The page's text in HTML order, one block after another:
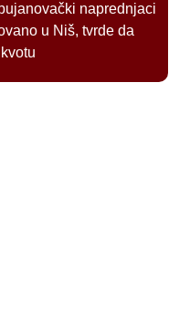
bujanovački naprednjaci
u Niš, tvrde da